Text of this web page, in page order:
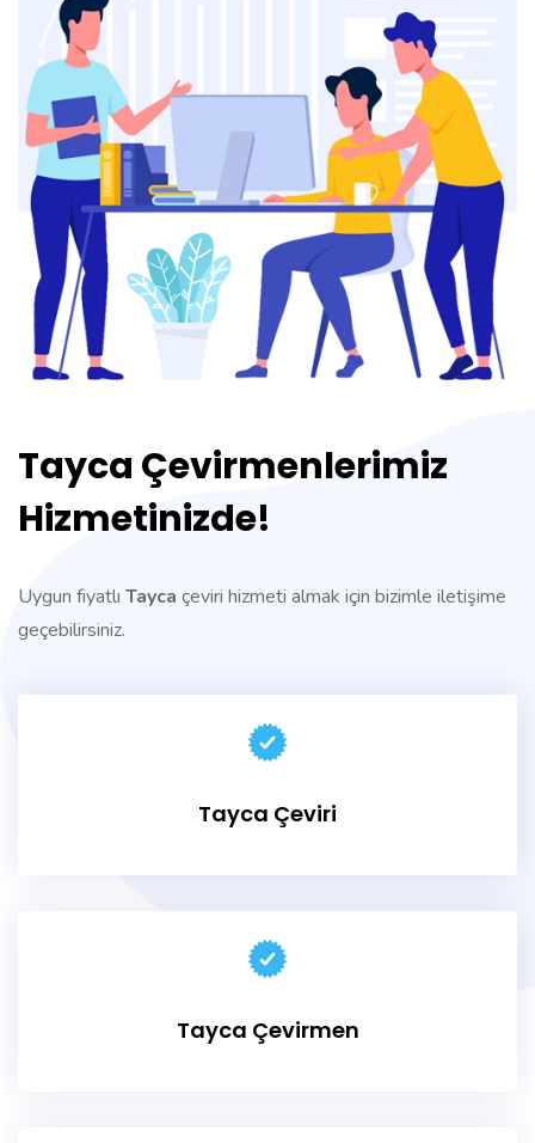
Tayca Çevirmenlerimiz
Hizmetinizde!
Uygun fiyatlı Tayca çeviri hizmeti almak için bizimle iletişime
geçebilirsiniz.
Tayca Çeviri
Tayca Çevirmen